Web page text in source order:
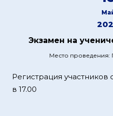
Экзамен на
Место проведения:
Регистрация участников
в 17.00